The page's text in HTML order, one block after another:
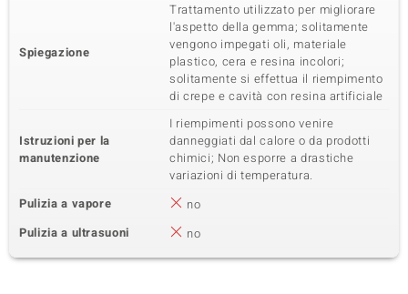
Spiegazione
Trattamento utilizzato per migliorare
l'aspetto della gemma; solitamente
vengono impegati oli, materiale
plastico, cera e resina incolori;
solitamente si effettua il riempimento
di crepe e cavità con resina artificiale
Istruzioni per la
manutenzione
I riempimenti possono venire
danneggiati dal calore o da prodotti
chimici; Non esporre a drastiche
variazioni di temperatura.
Pulizia a vapore
no
Pulizia a ultrasuoni
no